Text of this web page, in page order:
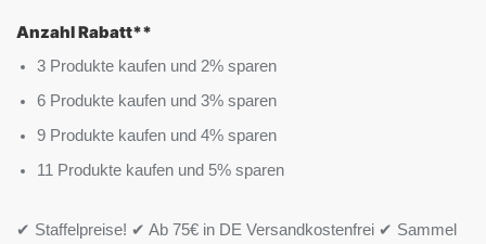
Anzahl Rabatt**
3 Produkte kaufen und 2% sparen
6 Produkte kaufen und 3% sparen
9 Produkte kaufen und 4% sparen
11 Produkte kaufen und 5% sparen
✔ Staffelpreise! ✔ Ab 75€ in DE Versandkostenfrei ✔ Sammel